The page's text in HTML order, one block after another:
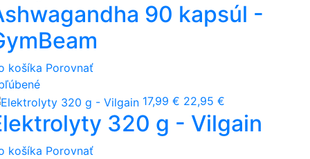
90 kapsúl -
košíka Porovnať
17,99 € 22,95 €
320 g - Vilgain
košíka Porovnať